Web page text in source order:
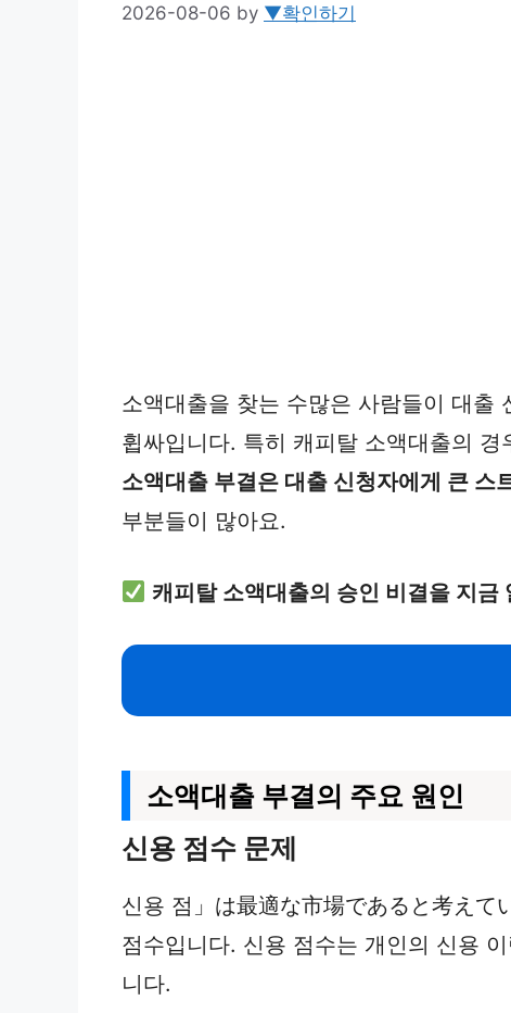
2026-08-06 by ▼확인하기
소액대출을 찾는 수많은 사람들이 대출
휩싸입니다. 특히 캐피탈 소액대출의
소액대출 부결은 대출 신청자에게 큰 스
부분들이 많아요.
캐피탈 소액대출의 승인 비결을 지금
소액대출 부결의 주요 원인
신용 점수 문제
신용 점」は最適な市場であると考え
점수입니다. 신용 점수는 개인의 신용
니다.